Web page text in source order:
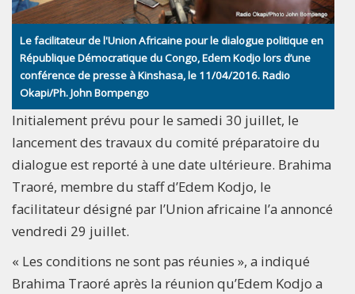
Le facilitateur de l'Union Africaine pour le dialogue politique en
République Démocratique du Congo, Edem Kodjo lors d’une
conférence de presse à Kinshasa, le 11/04/2016. Radio
Okapi/Ph. John Bompengo
Initialement prévu pour le samedi 30 juillet, le
lancement des travaux du comité préparatoire du
dialogue est reporté à une date ultérieure. Brahima
Traoré, membre du staff d’Edem Kodjo, le
facilitateur désigné par l’Union africaine l’a annoncé
vendredi 29 juillet.
« Les conditions ne sont pas réunies », a indiqué
Brahima Traoré après la réunion qu’Edem Kodjo a